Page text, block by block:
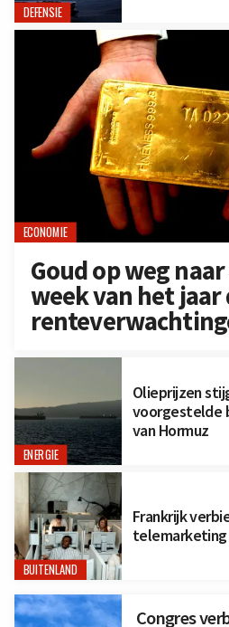
DEFENSIE
ECONOMIE
Goud op weg
week van het
ENERGIE
Olieprijzen
voorgestelde
van Hormuz
BUITENLAND
Frankrijk
telemarketing
Congres